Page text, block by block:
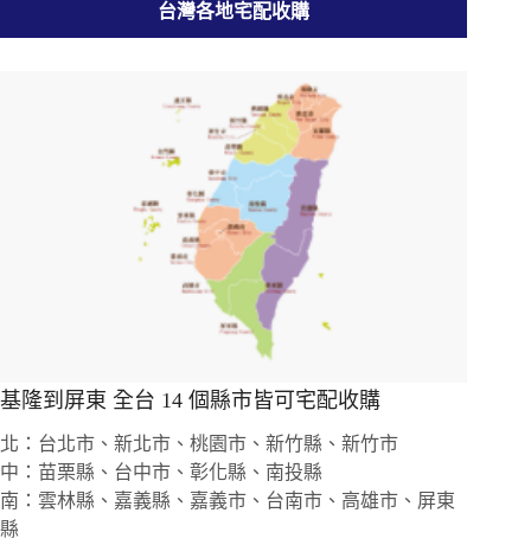
台灣各地宅配收購
基隆到屏東 全台 14 個縣市皆可宅配收購
北：台北市、新北市、桃園市、新竹縣、新竹市
中：苗栗縣、台中市、彰化縣、南投縣
南：雲林縣、嘉義縣、嘉義市、台南市、高雄市、屏東
縣